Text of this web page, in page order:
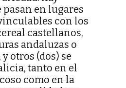
pasan en lugares
con los
castellanos,
andaluzas o
otros (dos) se
tanto en el
como en la